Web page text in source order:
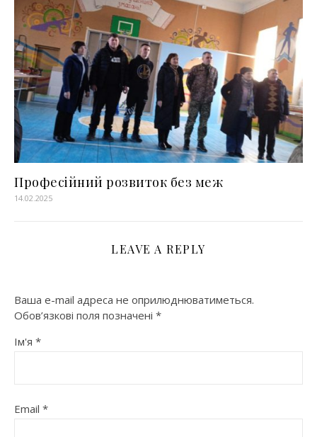
Професійний розвиток без меж
14.02.2025
LEAVE A REPLY
Ваша e-mail адреса не оприлюднюватиметься.
Обов’язкові поля позначені *
Ім'я *
Email *